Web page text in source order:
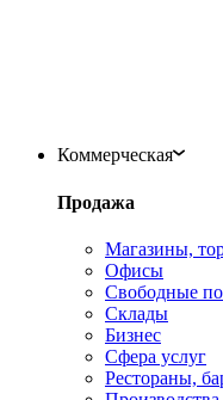
Коммерческая
Продажа
Магазины,
Офисы
Свободные
Склады
Бизнес
Сфера услуг
Рестораны,